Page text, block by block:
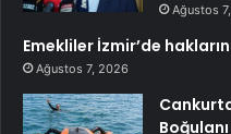
Ağustos
Emekliler İzmir’de
Ağustos 7, 2026